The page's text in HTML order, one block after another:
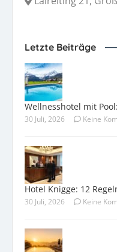
Letzte Beiträge
Wellnesshotel mit
30 Juli, 2026 Keine
Hotel Knigge: 12
30 Juli, 2026 Keine